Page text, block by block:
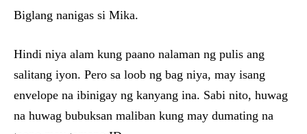
Biglang nanigas si Mika.
Hindi niya alam kung paano nalaman ng pulis ang
salitang iyon. Pero sa loob ng bag niya, may isang
envelope na ibinigay ng kanyang ina. Sabi nito, huwag
na huwag bubuksan maliban kung may dumating na